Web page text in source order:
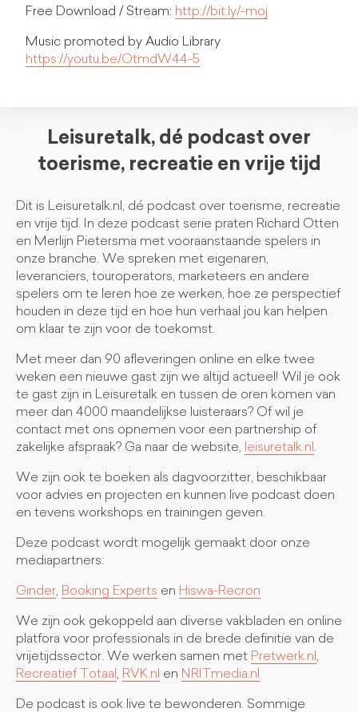
Free Download / Stream: http://bit.ly/-moj
Music promoted by Audio Library
https://youtu.be/OtmdW44-5
Leisuretalk, dé podcast over
toerisme, recreatie en vrije tijd
Dit is Leisuretalk.nl, dé podcast over toerisme, recreatie
en vrije tijd. In deze podcast serie praten Richard Otten
en Merlijn Pietersma met vooraanstaande spelers in
onze branche. We spreken met eigenaren,
leveranciers, touroperators, marketeers en andere
spelers om te leren hoe ze werken, hoe ze perspectief
houden in deze tijd en hoe hun verhaal jou kan helpen
om klaar te zijn voor de toekomst.
Met meer dan 90 afleveringen online en elke twee
weken een nieuwe gast zijn we altijd actueel! Wil je ook
te gast zijn in Leisuretalk en tussen de oren komen van
meer dan 4000 maandelijkse luisteraars? Of wil je
contact met ons opnemen voor een partnership of
zakelijke afspraak? Ga naar de website, leisuretalk.nl .
We zijn ook te boeken als dagvoorzitter, beschikbaar
voor advies en projecten en kunnen live podcast doen
en tevens workshops en trainingen geven.
Deze podcast wordt mogelijk gemaakt door onze
mediapartners:
Ginder, Booking Experts en Hiswa-Recron
We zijn ook gekoppeld aan diverse vakbladen en online
platfora voor professionals in de brede definitie van de
vrijetijdssector. We werken samen met Pretwerk.nl ,
Recreatief Totaal , RVK.nl en NRITmedia.nl
De podcast is ook live te bewonderen. Sommige